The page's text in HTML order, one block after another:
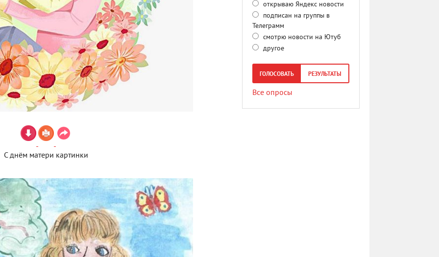
С днём матери картинки
открываю Яндекс новости
подписан на группы в
Телеграмм
смотрю новости на Ютуб
другое
ГОЛОСОВАТЬ РЕЗУЛЬТАТЫ
Все опросы